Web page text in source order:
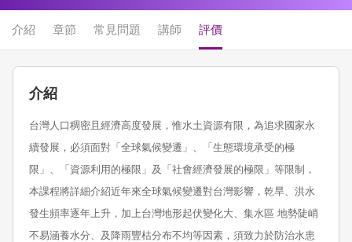
介紹 章節 常見問題 講師 評價
介紹
台灣人口稠密且經濟高度發展，惟水土資源有限，為追求國家永
續發展，必須面對「全球氣候變遷」、「生態環境承受的極
限」、「資源利用的極限」及「社會經濟發展的極限」等限制，
本課程將詳細介紹近年來全球氣候變遷對台灣影響，乾旱、洪水
發生頻率逐年上升，加上台灣地形起伏變化大、集水區 地勢陡峭
不易涵養水分、及降雨豐枯分布不均等因素，須致力於防治水患